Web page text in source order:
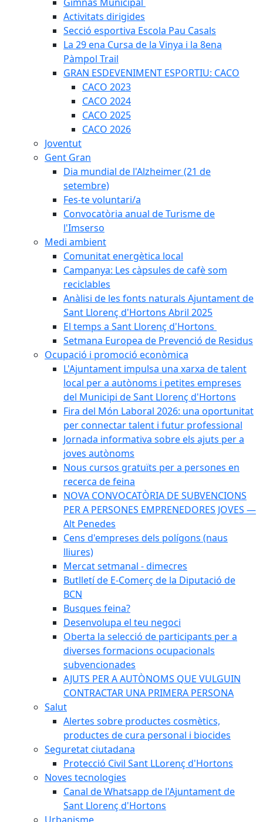
Activitats dirigides
Secció esportiva Escola Pau Casals
La 29 ena Cursa de la Vinya i la 8ena
Pàmpol Trail
GRAN ESDEVENIMENT ESPORTIU: CACO
CACO 2023
CACO 2024
CACO 2025
CACO 2026
Joventut
Gent Gran
Dia mundial de l'Alzheimer (21 de
setembre)
Fes-te voluntari/a
Convocatòria anual de Turisme de
l'Imserso
Medi ambient
Comunitat energètica local
Campanya: Les càpsules de cafè som
reciclables
Anàlisi de les fonts naturals Ajuntament de
Sant Llorenç d'Hortons Abril 2025
El temps a Sant Llorenç d'Hortons
Setmana Europea de Prevenció de Residus
Ocupació i promoció econòmica
L'Ajuntament impulsa una xarxa de talent
local per a autònoms i petites empreses
del Municipi de Sant Llorenç d'Hortons
Fira del Món Laboral 2026: una oportunitat
per connectar talent i futur professional
Jornada informativa sobre els ajuts per a
joves autònoms
Nous cursos gratuïts per a persones en
recerca de feina
NOVA CONVOCATÒRIA DE SUBVENCIONS
PER A PERSONES EMPRENEDORES JOVES —
Alt Penedes
Cens d'empreses dels polígons (naus
lliures)
Mercat setmanal - dimecres
Butlletí de E-Comerç de la Diputació de
BCN
Busques feina?
Desenvolupa el teu negoci
Oberta la selecció de participants per a
diverses formacions ocupacionals
subvencionades
AJUTS PER A AUTÒNOMS QUE VULGUIN
CONTRACTAR UNA PRIMERA PERSONA
Salut
Alertes sobre productes cosmètics,
productes de cura personal i biocides
Seguretat ciutadana
Protecció Civil Sant LLorenç d'Hortons
Noves tecnologies
Canal de Whatsapp de l'Ajuntament de
Sant Llorenç d'Hortons